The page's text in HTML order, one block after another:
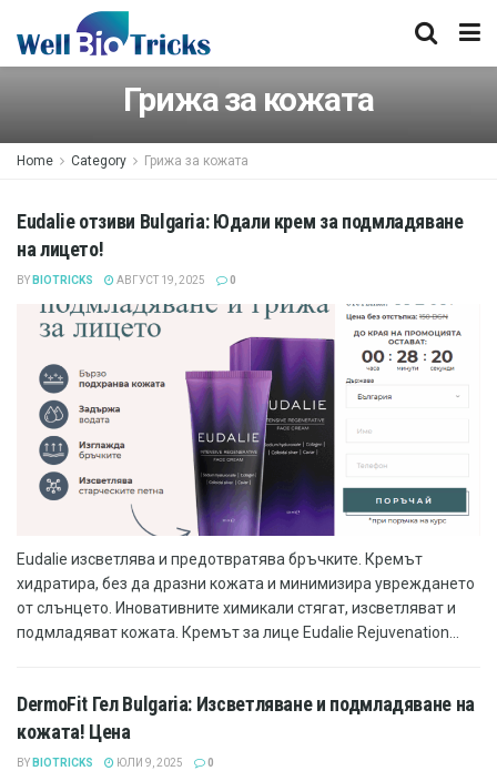
Грижа за кожата
Home Category Грижа за кожата
Eudalie отзиви Bulgaria: Юдали крем за подмладяване
на лицето!
BY BIOTRICKS АВГУСТ 19, 2025 0
Eudalie изсветлява и предотвратява бръчките. Кремът
хидратира, без да дразни кожата и минимизира увреждането
от слънцето. Иновативните химикали стягат, изсветляват и
подмладяват кожата. Кремът за лице Eudalie Rejuvenation...
DermoFit Гел Bulgaria: Изсветляване и подмладяване на
кожата! Цена
BY BIOTRICKS ЮЛИ 9, 2025 0